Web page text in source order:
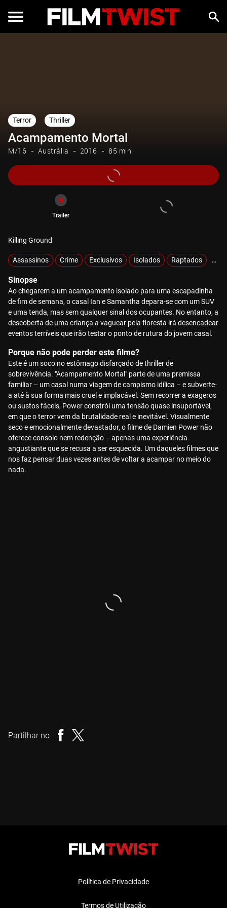
Terror Thriller
Acampamento Mortal
M/16 Austrália 2016 85 min
Trailer
Killing Ground
Assassinos Crime Exclusivos Isolados Raptados
Sinopse
Ao chegarem a um acampamento isolado para uma escapadinha
de fim de semana, o casal Ian e Samantha depara-se com um SUV
e uma tenda, mas sem qualquer sinal dos ocupantes. No entanto, a
descoberta de uma criança a vaguear pela floresta irá desencadear
eventos terríveis que irão testar o ponto de rutura do jovem casal.
Porque não pode perder este filme?
Este é um soco no estômago disfarçado de thriller de
sobrevivência. "Acampamento Mortal" parte de uma premissa
familiar – um casal numa viagem de campismo idílica – e subverte-
a até à sua forma mais cruel e implacável. Sem recorrer a exageros
ou sustos fáceis, Power constrói uma tensão quase insuportável,
em que o terror vem da brutalidade real e inevitável. Visualmente
seco e emocionalmente devastador, o filme de Damien Power não
oferece consolo nem redenção – apenas uma experiência
angustiante que se recusa a ser esquecida. Um daqueles filmes que
nos faz pensar duas vezes antes de voltar a acampar no meio do
nada.
Partilhar no
Política de Privacidade
Termos de Utilização